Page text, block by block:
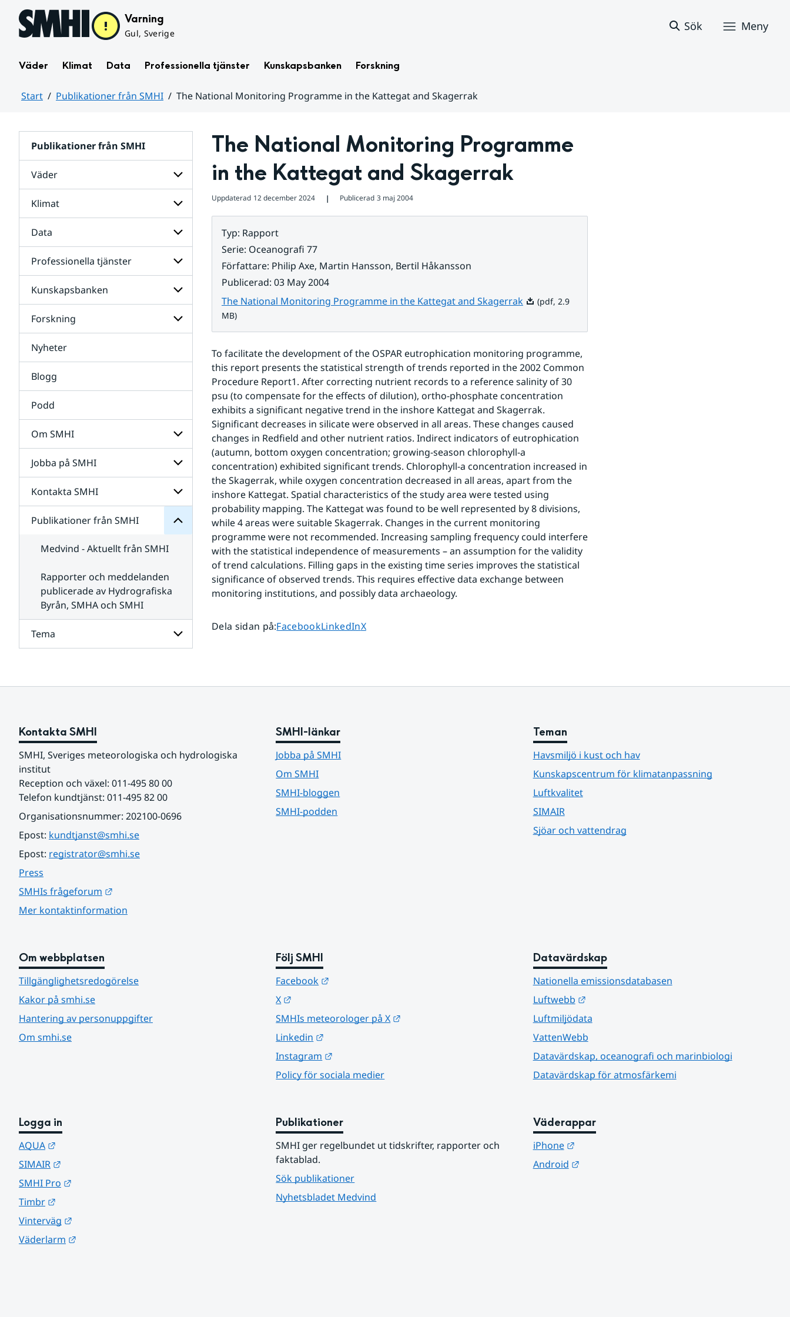
Hoppa till sidans innehåll Varning
Gul, Sverige
Sök Meny
Väder Klimat Data Professionella tjänster Kunskapsbanken Forskning
Start Publikationer från SMHI
The National Monitoring Programme in the Kattegat and Skagerrak
Publikationer från SMHI
Väder
Undersidor
för
Väder
Klimat
Undersidor
för
Klimat
Data
Undersidor
för
Data
Professionella tjänster
Undersidor
för
Professionella
tjänster
Kunskapsbanken
Undersidor
för
Forskning
Undersidor
för
Forskning
Nyheter
Blogg
Podd
Om SMHI
Undersidor
för
Om
SMHI
Jobba på SMHI
Undersidor
för
Jobba
på
Kontakta SMHI
Undersidor
Kontakta
SMHI
Publikationer från SMHI
Undersidor
för
Publikationer
från
SMHI
Medvind - Aktuellt från SMHI
Rapporter och meddelanden
publicerade av Hydrografiska
Byrån, SMHA och SMHI
Tema
Tema
The National Monitoring Programme
in the Kattegat and Skagerrak
Uppdaterad 12 december 2024 ❘ Publicerad 3 maj 2004
Typ: Rapport
Serie: Oceanografi 77
Författare: Philip Axe, Martin Hansson, Bertil Håkansson
Publicerad: 03 May 2004
The National Monitoring Programme in the Kattegat and SkagerrakPdf, 2.9 MB.
(pdf, 2.9
MB)
To facilitate the development of the OSPAR eutrophication monitoring programme,
this report presents the statistical strength of trends reported in the 2002 Common
Procedure Report1. After correcting nutrient records to a reference salinity of 30
psu (to compensate for the effects of dilution), ortho-phosphate concentration
exhibits a significant negative trend in the inshore Kattegat and Skagerrak.
Significant decreases in silicate were observed in all areas. These changes caused
changes in Redfield and other nutrient ratios. Indirect indicators of eutrophication
(autumn, bottom oxygen concentration; growing-season chlorophyll-a
concentration) exhibited significant trends. Chlorophyll-a concentration increased in
the Skagerrak, while oxygen concentration decreased in all areas, apart from the
inshore Kattegat. Spatial characteristics of the study area were tested using
probability mapping. The Kattegat was found to be well represented by 8 divisions,
while 4 areas were suitable Skagerrak. Changes in the current monitoring
programme were not recommended. Increasing sampling frequency could interfere
with the statistical independence of measurements – an assumption for the validity
of trend calculations. Filling gaps in the existing time series improves the statistical
significance of observed trends. This requires effective data exchange between
monitoring institutions, and possibly data archaeology.
Dela sidan på:Dela sidan på
FacebookDela sidan på
LinkedInDela sidan på
X
Kontakta SMHI
SMHI, Sveriges meteorologiska och hydrologiska
institut
Reception och växel: 011-495 80 00
Telefon kundtjänst: 011-495 82 00
Organisationsnummer: 202100-0696
Epost: kundtjanst@smhi.se
Epost: registrator@smhi.se
Press
SMHIs frågeforum
Mer kontaktinformation
SMHI-länkar
Jobba på SMHI
Om SMHI
SMHI-bloggen
SMHI-podden
Teman
Havsmiljö i kust och hav
Kunskapscentrum för klimatanpassning
Luftkvalitet
SIMAIR
Sjöar och vattendrag
Om webbplatsen
Tillgänglighetsredogörelse
Kakor på smhi.se
Hantering av personuppgifter
Om smhi.se
Följ SMHI
Facebook
X
SMHIs meteorologer på X
Linkedin
Instagram
Policy för sociala medier
Datavärdskap
Nationella emissionsdatabasen
Luftwebb
Länk till annan webbplats.
Luftmiljödata
VattenWebb
Datavärdskap, oceanografi och marinbiologi
Datavärdskap för atmosfärkemi
Logga in
AQUA
SIMAIR
SMHI Pro
Timbr
Vinterväg
Väderlarm
Publikationer
SMHI ger regelbundet ut tidskrifter, rapporter och
faktablad.
Sök publikationer
Nyhetsbladet Medvind
Väderappar
iPhone
Länk till annan webbplats.
Android
Länk till annan webbplats.